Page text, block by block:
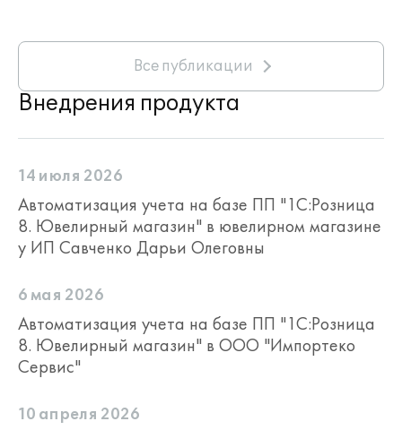
Все публикации
Внедрения продукта
14 июля 2026
Автоматизация учета на базе ПП "1С:Розница
8. Ювелирный магазин" в ювелирном магазине
у ИП Савченко Дарьи Олеговны
6 мая 2026
Автоматизация учета на базе ПП "1С:Розница
8. Ювелирный магазин" в ООО "Импортеко
Сервис"
10 апреля 2026